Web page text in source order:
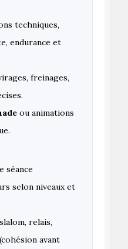
techniques,
endurance et
freinages,
ou animations
séance
selon niveaux et
relais,
avant